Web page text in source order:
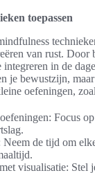
toepassen
van rust. Door
integreren in de
je bewustzijn,
oefeningen,
Focus
de tijd om
visualisatie: Stel